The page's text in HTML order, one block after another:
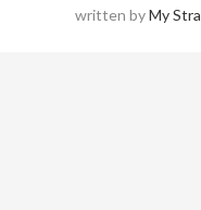
written byMy